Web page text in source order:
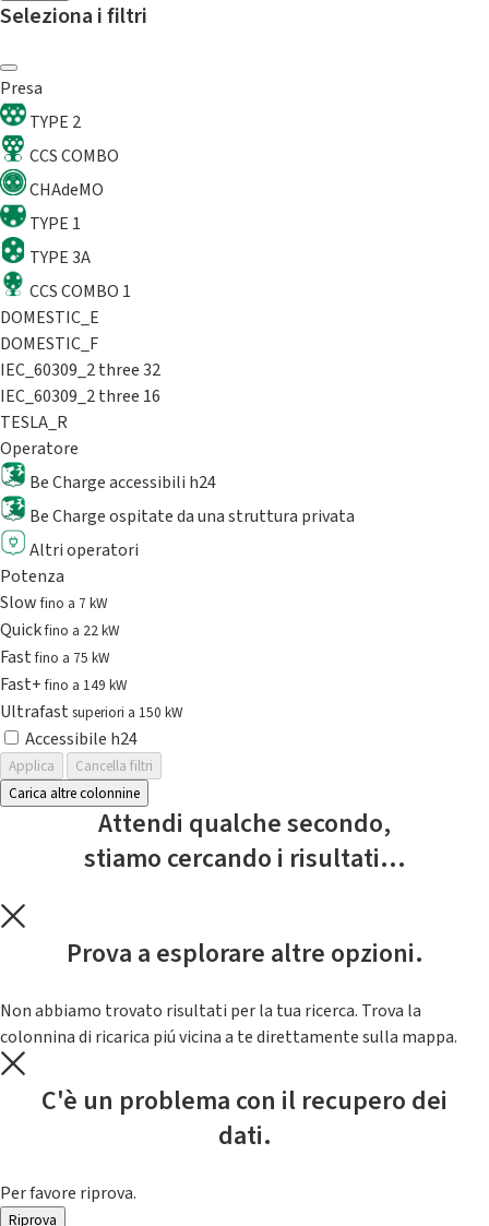
Seleziona i filtri
Presa
TYPE 2
CCS COMBO
CHAdeMO
TYPE 1
TYPE 3A
CCS COMBO 1
DOMESTIC_E
DOMESTIC_F
IEC_60309_2 three 32
IEC_60309_2 three 16
TESLA_R
Operatore
Be Charge accessibili h24
Be Charge ospitate da una struttura privata
Altri operatori
Potenza
Slowfino a 7 kW
Quickfino a 22 kW
Fastfino a 75 kW
Fast+fino a 149 kW
Ultrafast superiori a 150 kW
Accessibile h24
Applica
Cancella filtri
Carica altre colonnine
Attendi qualche secondo,
stiamo cercando i risultati...
Prova a esplorare altre opzioni.
Non abbiamo trovato risultati per la tua ricerca. Trova la
colonnina di ricarica piú vicina a te direttamente sulla mappa.
C'è un problema con il recupero dei
dati.
Per favore riprova.
Riprova